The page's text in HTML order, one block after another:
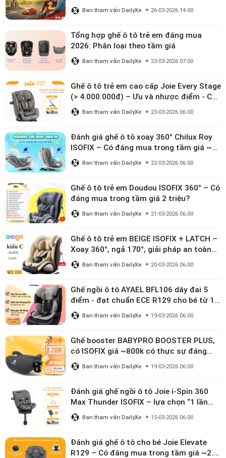
Ban tham vấn DailyXe 26-03-2026 14:00
Tổng hợp ghế ô tô trẻ em đáng mua
2026: Phân loại theo tầm giá
Ban tham vấn DailyXe 23-03-2026 07:00
Ghế ô tô trẻ em cao cấp Joie Every Stage
(> 4.000.000đ) – Ưu và nhược điểm - Có
đáng đầu tư cho bé từ 0–12 tuổi?
Ban tham vấn DailyXe 23-03-2026 06:00
Đánh giá ghế ô tô xoay 360° Chilux Roy
ISOFIX – Có đáng mua trong tầm giá ~3
triệu
Ban tham vấn DailyXe 22-03-2026 06:00
Ghế ô tô trẻ em Doudou ISOFIX 360° – Có
đáng mua trong tầm giá 2 triệu?
Ban tham vấn DailyXe 21-03-2026 06:00
Ghế ô tô trẻ em BEIGE ISOFIX + LATCH –
Xoay 360°, ngả 170°, giải pháp an toàn
linh hoạt cho bé 0–10 tuổi
Ban tham vấn DailyXe 20-03-2026 06:00
Ghế ngồi ô tô AYAEL BFL106 dây đai 5
điểm - đạt chuẩn ECE R129 cho bé từ 1–
10 tuổi
Ban tham vấn DailyXe 19-03-2026 06:00
Ghế booster BABYPRO BOOSTER PLUS,
có ISOFIX giá ~800k có thực sự đáng
mua?
Ban tham vấn DailyXe 19-03-2026 06:00
Đánh giá ghế ngồi ô tô Joie i-Spin 360
Max Thunder ISOFIX – lựa chọn “1 lần
dùng đến 12 năm” có đáng giá gần 9
triệu?
Ban tham vấn DailyXe 15-03-2026 06:00
Đánh giá ghế ô tô cho bé Joie Elevate
R129 – Có đáng mua trong tầm giá ~2.8